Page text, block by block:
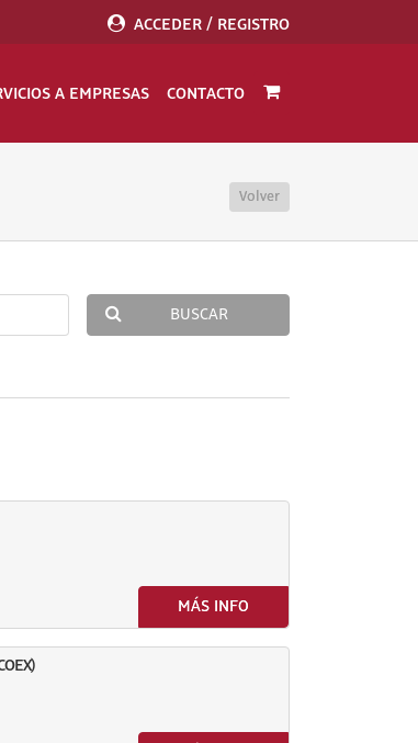
ACCEDER / REGISTRO
A EMPRESAS CONTACTO
Volver
BUSCAR
MÁS INFO